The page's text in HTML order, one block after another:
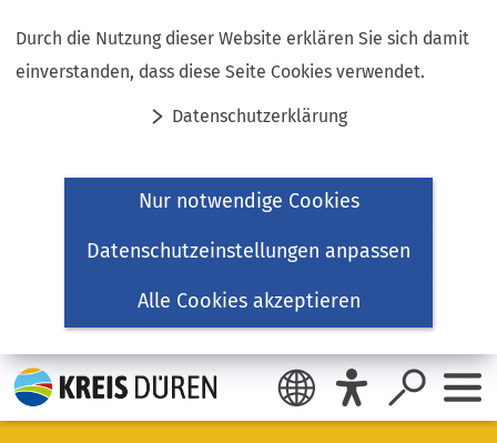
Durch die Nutzung dieser Website erklären Sie sich damit
einverstanden, dass diese Seite Cookies verwendet.
Datenschutzerklärung
Nur notwendige Cookies
Datenschutzeinstellungen anpassen
Alle Cookies akzeptieren
Inhalt anspringen